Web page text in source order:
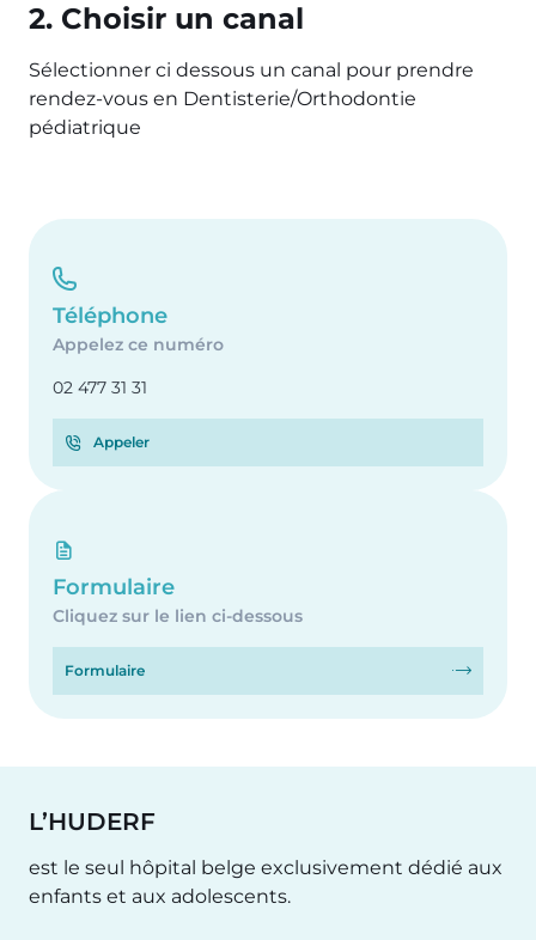
2. Choisir un canal
Sélectionner ci dessous un canal pour prendre
rendez-vous en Dentisterie/Orthodontie
pédiatrique
Téléphone
Appelez ce numéro
02 477 31 31
Appeler
Formulaire
Cliquez sur le lien ci-dessous
Formulaire
L’HUDERF
est le seul hôpital belge exclusivement dédié aux
enfants et aux adolescents.